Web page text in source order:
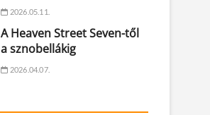
2026.05.11.
A Heaven Street Seven-től
a sznobellákig
2026.04.07.